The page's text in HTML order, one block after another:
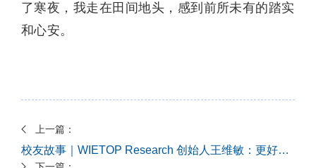
了寒夜，我走在田间地头，感到前所未有的踏实
和心安。
上一篇：
校友故事｜WIETOP Research 创始人王维敏：更好的自己，在未来的路上